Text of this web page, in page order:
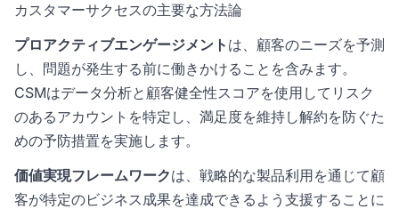
カスタマーサクセスの主要な方法論
プロアクティブエンゲージメント は、顧客のニーズを予測
し、問題が発生する前に働きかけることを含みます。
CSMはデータ分析と顧客健全性スコアを使用してリスク
のあるアカウントを特定し、満足度を維持し解約を防ぐた
めの予防措置を実施します。
価値実現フレームワークは、戦略的な製品利用を通じて顧
客が特定のビジネス成果を達成できるよう支援することに